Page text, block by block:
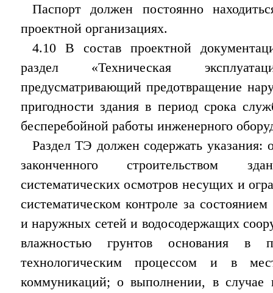
Паспорт должен постоянно
проектной организациях.
4.10 В состав проектной
раздел «Техническая
предусматривающий предотвращение
пригодности здания в период срока
бесперебойной работы инженерного
Раздел ТЭ должен содержать указания:
законченного строительством
систематических осмотров несущих и
систематическом контроле за
и наружных сетей и водосодержащих
влажностью грунтов основания в
технологическим процессом и в
коммуникаций; о выполнении, в случае